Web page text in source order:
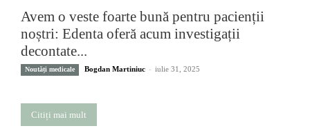
Avem o veste foarte bună pentru pacienții
noștri: Edenta oferă acum investigații
decontate...
Noutăți medicale Bogdan Martiniuc - iulie 31, 2025
Citiți mai mult